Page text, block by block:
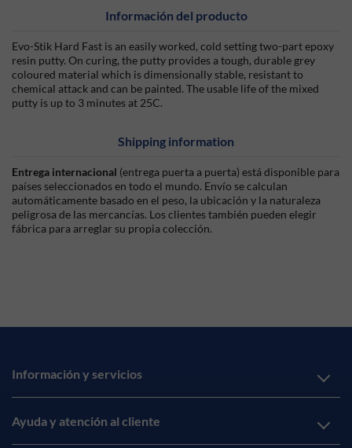
Información del producto
Evo-Stik Hard Fast is an easily worked, cold setting two-part epoxy
resin putty. On curing, the putty provides a tough, durable grey
coloured material which is dimensionally stable, resistant to
chemical attack and can be painted. The usable life of the mixed
putty is up to 3 minutes at 25C.
Shipping information
Entrega internacional (entrega puerta a puerta) está disponible para
países seleccionados en todo el mundo. Envío se calculan
automáticamente basado en el peso, la ubicación y la naturaleza
peligrosa de las mercancías. Los clientes también pueden elegir
fábrica para arreglar su propia colección.
Información y servicios
Ayuda y atención al cliente